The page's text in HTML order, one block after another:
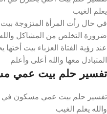
يعلم الغيب
في حال رأت المرأة المتزوجة
ضرورة التخلص من المشاكل
عند رؤية الفتاة العزباء بيت
المتبادل معها والله أعلى وأعلم
تفسير حلم بيت عمي
تفسير حلم بيت عمي مسكون في
والله يعلم الغيب